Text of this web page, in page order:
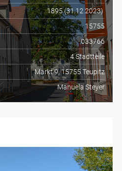
1895 (31.12.2023)
15755
033766
4 Stadtteile
Markt 9, 15755 Teupitz
Manuela Steyer